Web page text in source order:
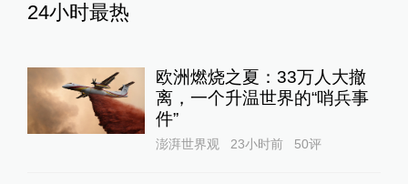
24小时最热
欧洲燃烧之夏：33万人大撤
离，一个升温世界的“哨兵事
件”
澎湃世界观 23小时前 50评